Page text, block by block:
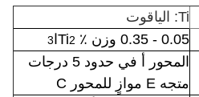
Ti: الياقوت
0.05 - 0.35 وزن ٪ Ti 2
3
المحور أ في حدود 5 درجات
متجه E موازٍ للمحور C